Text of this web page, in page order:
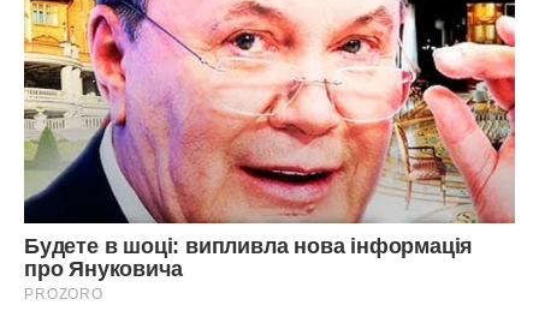
просто обростає грубим шрамом, який ниє на кожну зміну
погоди. Мама тепер живе у Львові. Кажуть, вона стала
справжньою городянкою: ходить по театрах, п’є каву у
вишуканих кнайпах і розповідає новим знайомим, як вона
«допомогла дітям стати на ноги».
Нещодавно вона знову дзвонила. Голос був слабкий,
плаксивий. Казала, що в неї тиск підскочив, що сусіди
зверху її залили, і паркет, куплений за «наші» гроші, почав
здуватися. Просила, щоб Степан заїхав на вихідних,
глянув до кранів, бо майстри зараз дорогі. Степан просто
мовчки поклав слухавку і довго дивився в одну точку на